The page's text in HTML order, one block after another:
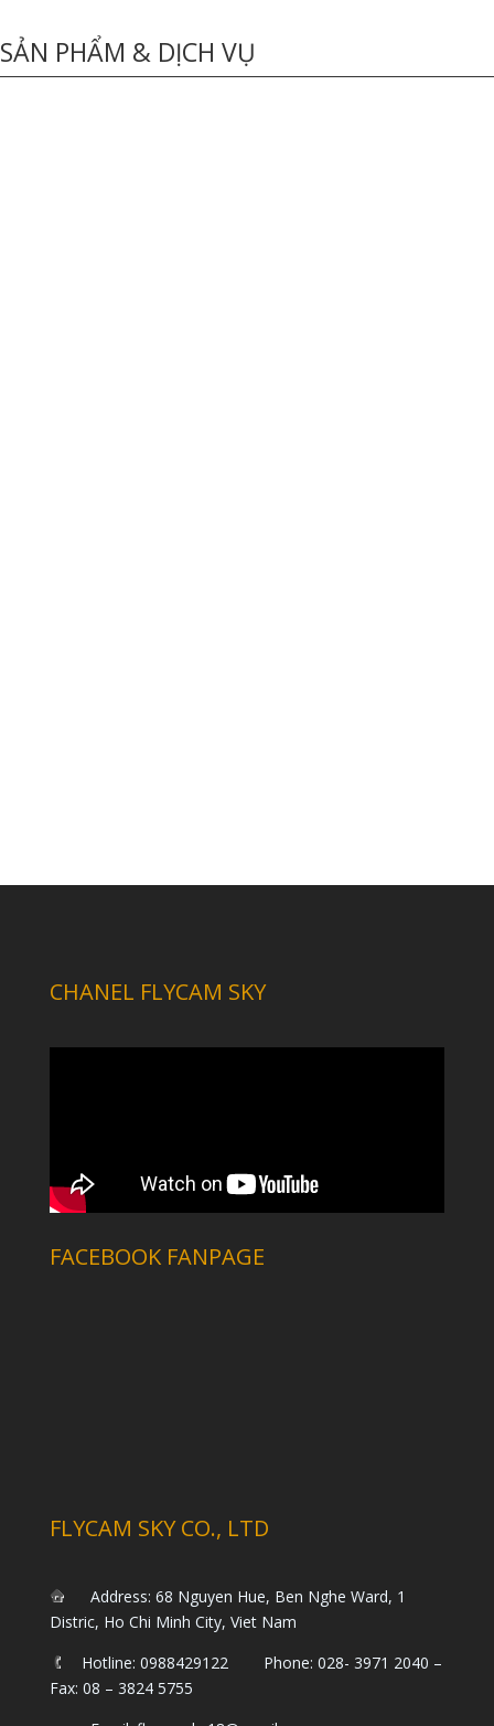
SẢN PHẨM & DỊCH VỤ
CHANEL FLYCAM SKY
FACEBOOK FANPAGE
FLYCAM SKY CO., LTD
Address: 68 Nguyen Hue, Ben Nghe Ward, 1
Distric, Ho Chi Minh City, Viet Nam
Hotline: 0988429122 Phone: 028- 3971 2040 –
Fax: 08 – 3824 5755